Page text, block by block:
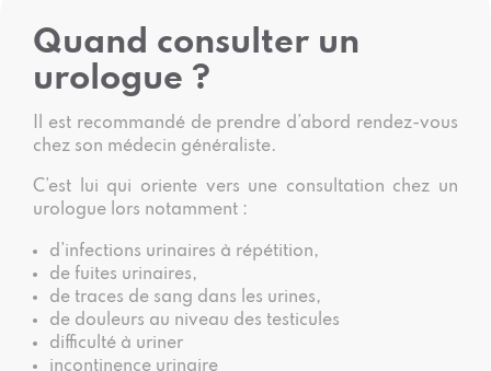
Quand consulter un
urologue ?
Il est recommandé de prendre d’abord rendez-vous
chez son médecin généraliste.
C’est lui qui oriente vers une consultation chez un
urologue lors notamment :
d’infections urinaires à répétition,
de fuites urinaires,
de traces de sang dans les urines,
de douleurs au niveau des testicules
difficulté à uriner
incontinence urinaire